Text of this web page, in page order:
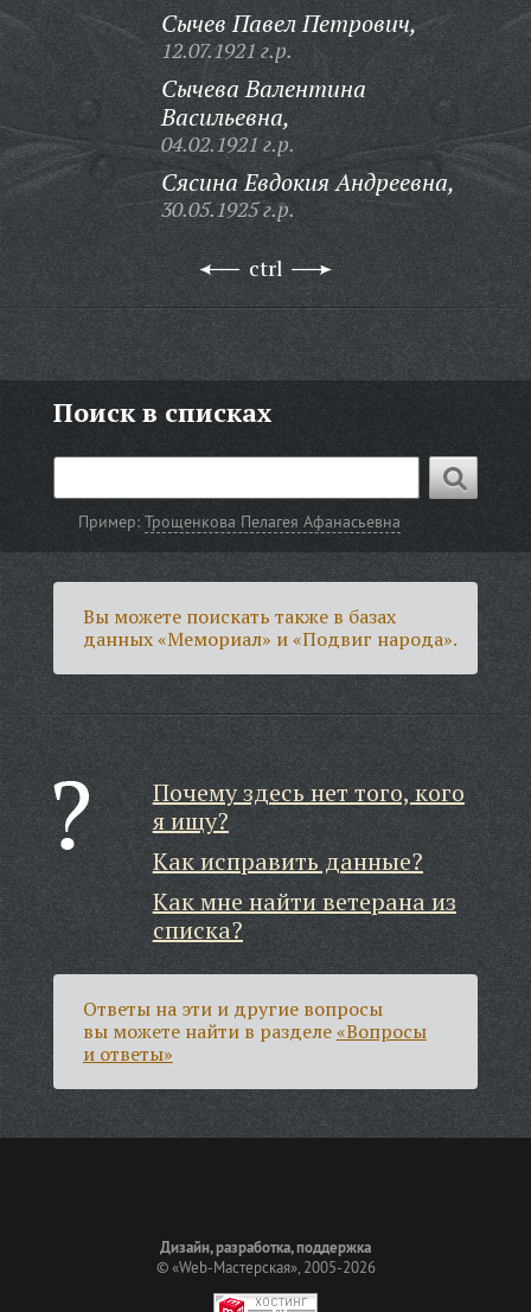
Сычев Павел Петрович,
12.07.1921 г.р.
Сычева Валентина
Васильевна,
04.02.1921 г.р.
Сясина Евдокия Андреевна,
30.05.1925 г.р.
ctrl
Поиск в списках
Пример:Трощенкова Пелагея Афанасьевна
Вы можете поискать также в базах
данных «Мемориал» и «Подвиг народа».
Почему здесь нет того, кого
я ищу?
Как исправить данные?
Как мне найти ветерана из
списка?
Ответы на эти и другие вопросы
вы можете найти в разделе«Вопросы
и ответы»
Дизайн, разработка, поддержка
©«Web-Мастерская», 2005-2026